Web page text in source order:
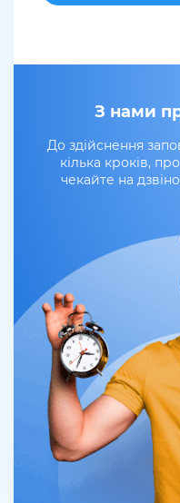
З нами
До здійснення
кілька кроків,
чекайте на